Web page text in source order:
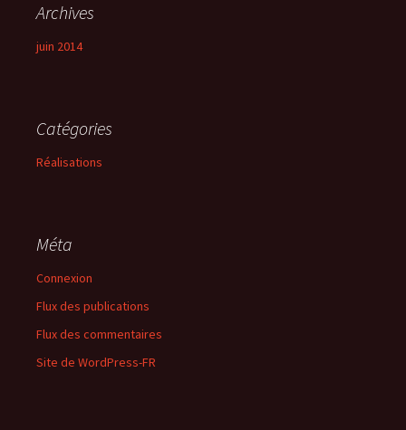
Archives
juin 2014
Catégories
Réalisations
Méta
Connexion
Flux des publications
Flux des commentaires
Site de WordPress-FR